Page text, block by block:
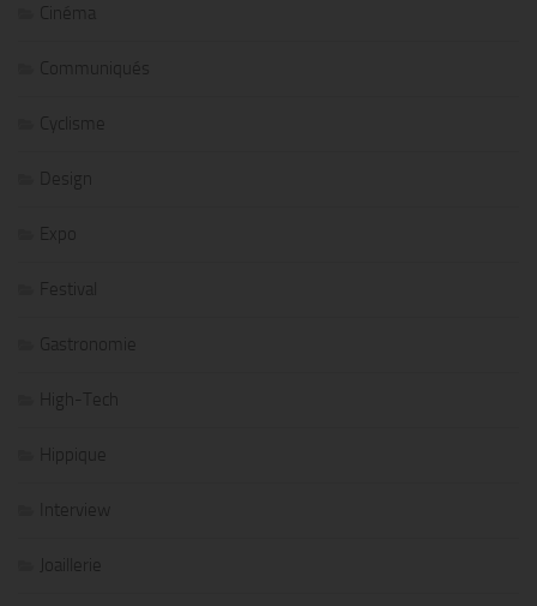
Cinéma
Communiqués
Cyclisme
Design
Expo
Festival
Gastronomie
High-Tech
Hippique
Interview
Joaillerie